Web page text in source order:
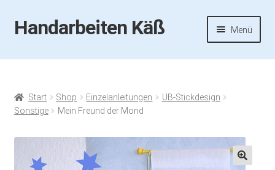
Zur
Navigation
Zum
Inhalt
Handarbeiten Käß Menü
Startseite
Aktuelles
Termine
Start Shop Einzelanleitungen
UB-Stickdesign
Sonstige
Mein Freund der Mond